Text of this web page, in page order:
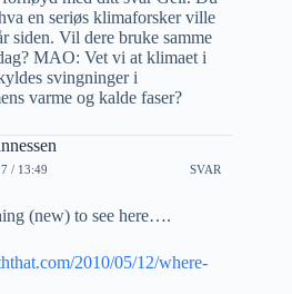
en seriøs klimaforsker ville
siden. Vil dere bruke samme
MAO: Vet vi at klimaet i
svingninger i
varme og kalde faser?
/ 13:49 SVAR
(new) to see here….
2010/05/12/where-